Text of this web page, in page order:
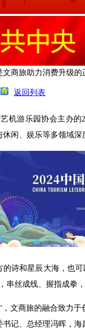
商旅助力消费升级的
返回列表
机游乐园协会主办
闲、娱乐等多领域深
的诗和星辰大海，也
串丝成线、握指成拳
，文商旅的融合致力
记、总经理冯晖，